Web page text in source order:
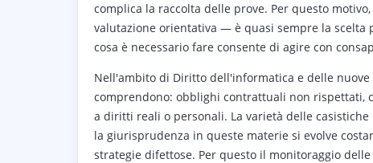
complica la raccolta delle prove. Per questo
valutazione orientativa — è quasi sempre la
cosa è necessario fare consente di agire con
Nell'ambito di Diritto dell'informatica e delle
comprendono: obblighi contrattuali non
a diritti reali o personali. La varietà delle
la giurisprudenza in queste materie si evolve
strategie difettose. Per questo il monitoraggio